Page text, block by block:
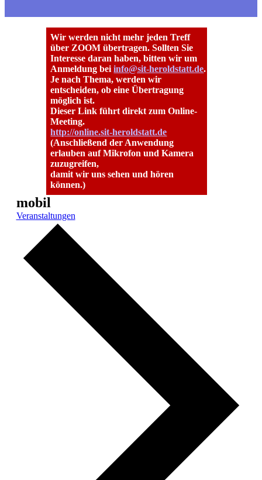
Wir werden nicht mehr jeden Treff
über ZOOM übertragen. Sollten Sie
Interesse daran haben, bitten wir um
Anmeldung beiinfo@sit-heroldstatt.de.
Je nach Thema, werden wir
entscheiden, ob eine Übertragung
möglich ist.
Dieser Link führt direkt zum Online-
Meeting.
http://online.sit-heroldstatt.de
(Anschließend der Anwendung
erlauben auf Mikrofon und Kamera
zuzugreifen,
damit wir uns sehen und hören
können.)
mobil
Veranstaltungen